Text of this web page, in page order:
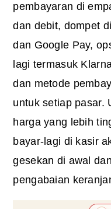
pembayaran di
dan debit, dompet
dan Google Pay,
lagi termasuk
dan metode
untuk setiap pasar.
harga yang lebih
bayar-lagi di kasir
gesekan di awal
pengabaian